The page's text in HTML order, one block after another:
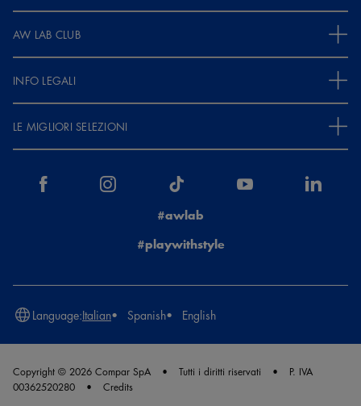
AW LAB CLUB
INFO LEGALI
LE MIGLIORI SELEZIONI
#awlab
#playwithstyle
Language:Italian Spanish English
Copyright © 2026 Compar SpA Tutti i diritti riservati
P. IVA
00362520280
Credits